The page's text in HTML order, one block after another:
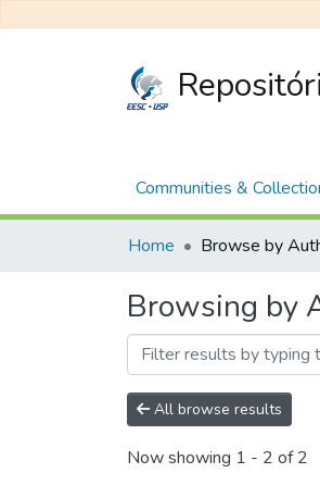
Communities &
Home Browse by
Browsing by
All browse results
Now showing 1 - 2 of 2